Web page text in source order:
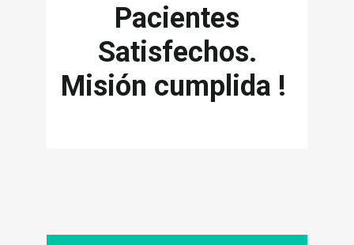
Pacientes
Satisfechos.
Misión cumplida !